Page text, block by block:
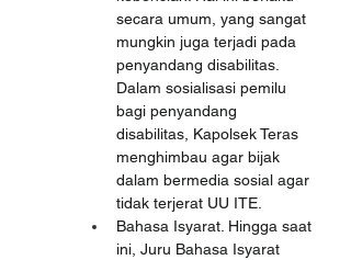
secara umum, yang sangat
mungkin juga terjadi pada
penyandang disabilitas.
Dalam sosialisasi pemilu
bagi penyandang
disabilitas, Kapolsek Teras
menghimbau agar bijak
dalam bermedia sosial agar
tidak terjerat UU ITE.
Bahasa Isyarat. Hingga saat
ini, Juru Bahasa Isyarat